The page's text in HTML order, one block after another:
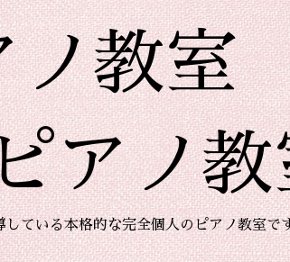
ノ教室
アノ教
ている本格的な完全個人のピアノ教室で